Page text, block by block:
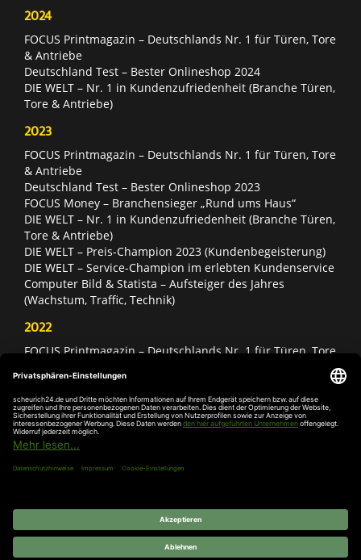
2024
FOCUS Printmagazin – Deutschlands Nr. 1 für Türen, Tore
& Antriebe
Deutschland Test – Bester Onlineshop 2024
DIE WELT – Nr. 1 in Kundenzufriedenheit (Branche Türen,
Tore & Antriebe)
2023
FOCUS Printmagazin – Deutschlands Nr. 1 für Türen, Tore
& Antriebe
Deutschland Test – Bester Onlineshop 2023
FOCUS Money – Branchensieger „Rund ums Haus“
DIE WELT – Nr. 1 in Kundenzufriedenheit (Branche Türen,
Tore & Antriebe)
DIE WELT – Preis-Champion 2023 (Kundenbegeisterung)
DIE WELT – Service-Champion im erlebten Kundenservice
Computer Bild & Statista – Aufsteiger des Jahres
(Wachstum, Traffic, Technik)
2022
FOCUS Printmagazin – Deutschlands Nr. 1 für Türen, Tore
Deutschland Test – Bester Onlineshop 2022
FOCUS Money – Branchensieger „Rund ums Haus“
DIE WELT – Service-Champion im erlebten Kundenservice
DIE WELT – Branchengewinner Gold-Rang (Türen, Tore &
Antriebe)